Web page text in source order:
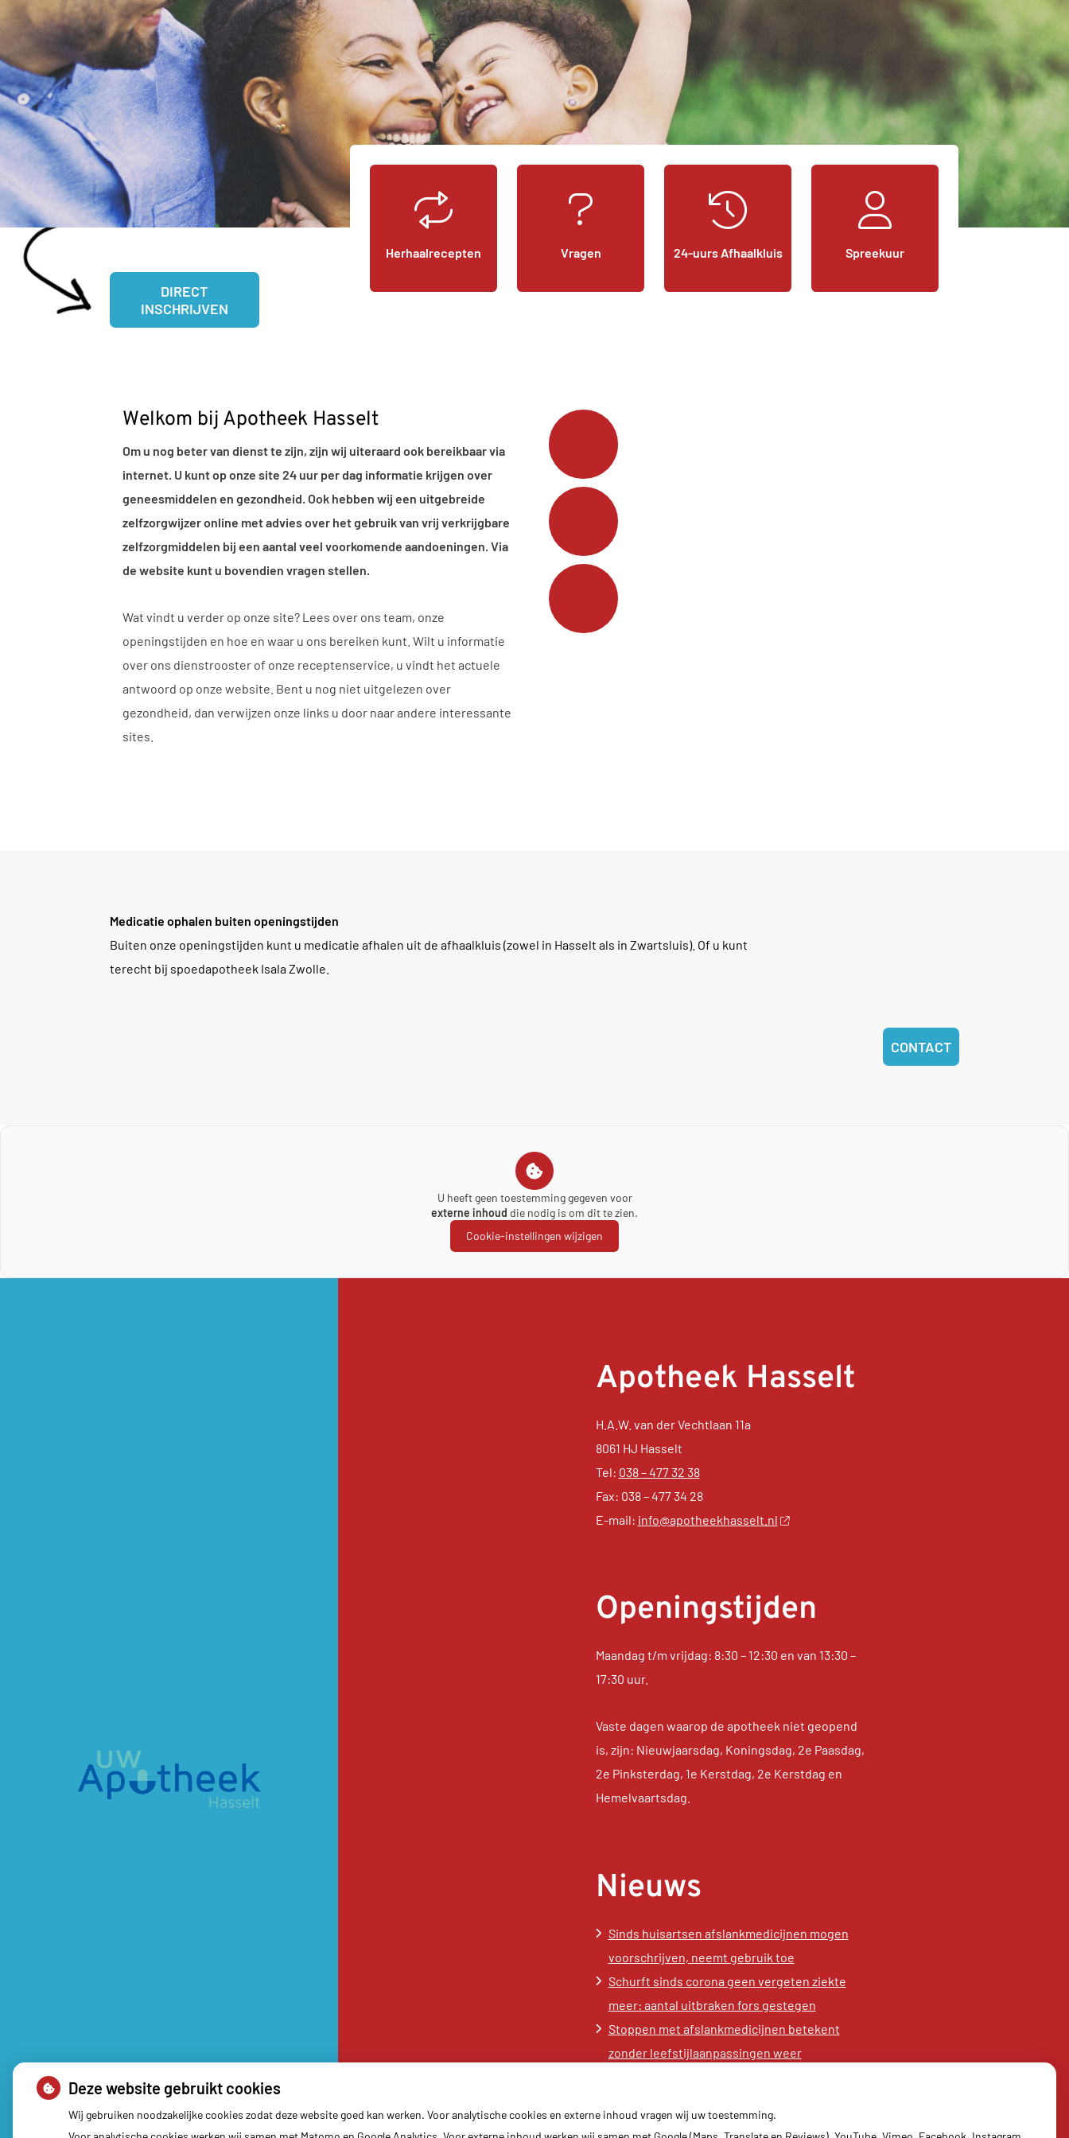
DIRECT
INSCHRIJVEN
Herhaalrecepten Vragen 24-uurs Afhaalkluis Spreekuur
Welkom bij Apotheek Hasselt
Om u nog beter van dienst te zijn, zijn wij uiteraard ook bereikbaar via
internet. U kunt op onze site 24 uur per dag informatie krijgen over
geneesmiddelen en gezondheid. Ook hebben wij een uitgebreide
zelfzorgwijzer online met advies over het gebruik van vrij verkrijgbare
zelfzorgmiddelen bij een aantal veel voorkomende aandoeningen. Via
de website kunt u bovendien vragen stellen.
Wat vindt u verder op onze site? Lees over ons team, onze
openingstijden en hoe en waar u ons bereiken kunt. Wilt u informatie
over ons dienstrooster of onze receptenservice, u vindt het actuele
antwoord op onze website. Bent u nog niet uitgelezen over
gezondheid, dan verwijzen onze links u door naar andere interessante
sites.
Medicatie ophalen buiten openingstijden
Buiten onze openingstijden kunt u medicatie afhalen uit de afhaalkluis (zowel in Hasselt als in Zwartsluis). Of u kunt
terecht bij spoedapotheek Isala Zwolle.
CONTACT
U heeft geen toestemming gegeven voor
externe inhoud die nodig is om dit te zien.
Cookie-instellingen wijzigen
Apotheek Hasselt
H.A.W. van der Vechtlaan 11a
8061 HJ Hasselt
Tel: 038 – 477 32 38
Fax: 038 – 477 34 28
E-mail: info@apotheekhasselt.nl
Openingstijden
Maandag t/m vrijdag: 8:30 – 12:30 en van 13:30 –
17:30 uur.
Vaste dagen waarop de apotheek niet geopend
is, zijn: Nieuwjaarsdag, Koningsdag, 2e Paasdag,
2e Pinksterdag, 1e Kerstdag, 2e Kerstdag en
Hemelvaartsdag.
Nieuws
Sinds huisartsen afslankmedicijnen mogen
voorschrijven, neemt gebruik toe
Schurft sinds corona geen vergeten ziekte
meer: aantal uitbraken fors gestegen
Stoppen met afslankmedicijnen betekent
zonder leefstijlaanpassingen weer
vanwege besmetting
Deze website gebruikt cookies
Wij gebruiken noodzakelijke cookies zodat deze website goed kan werken. Voor analytische cookies en externe inhoud vragen wij uw toestemming.